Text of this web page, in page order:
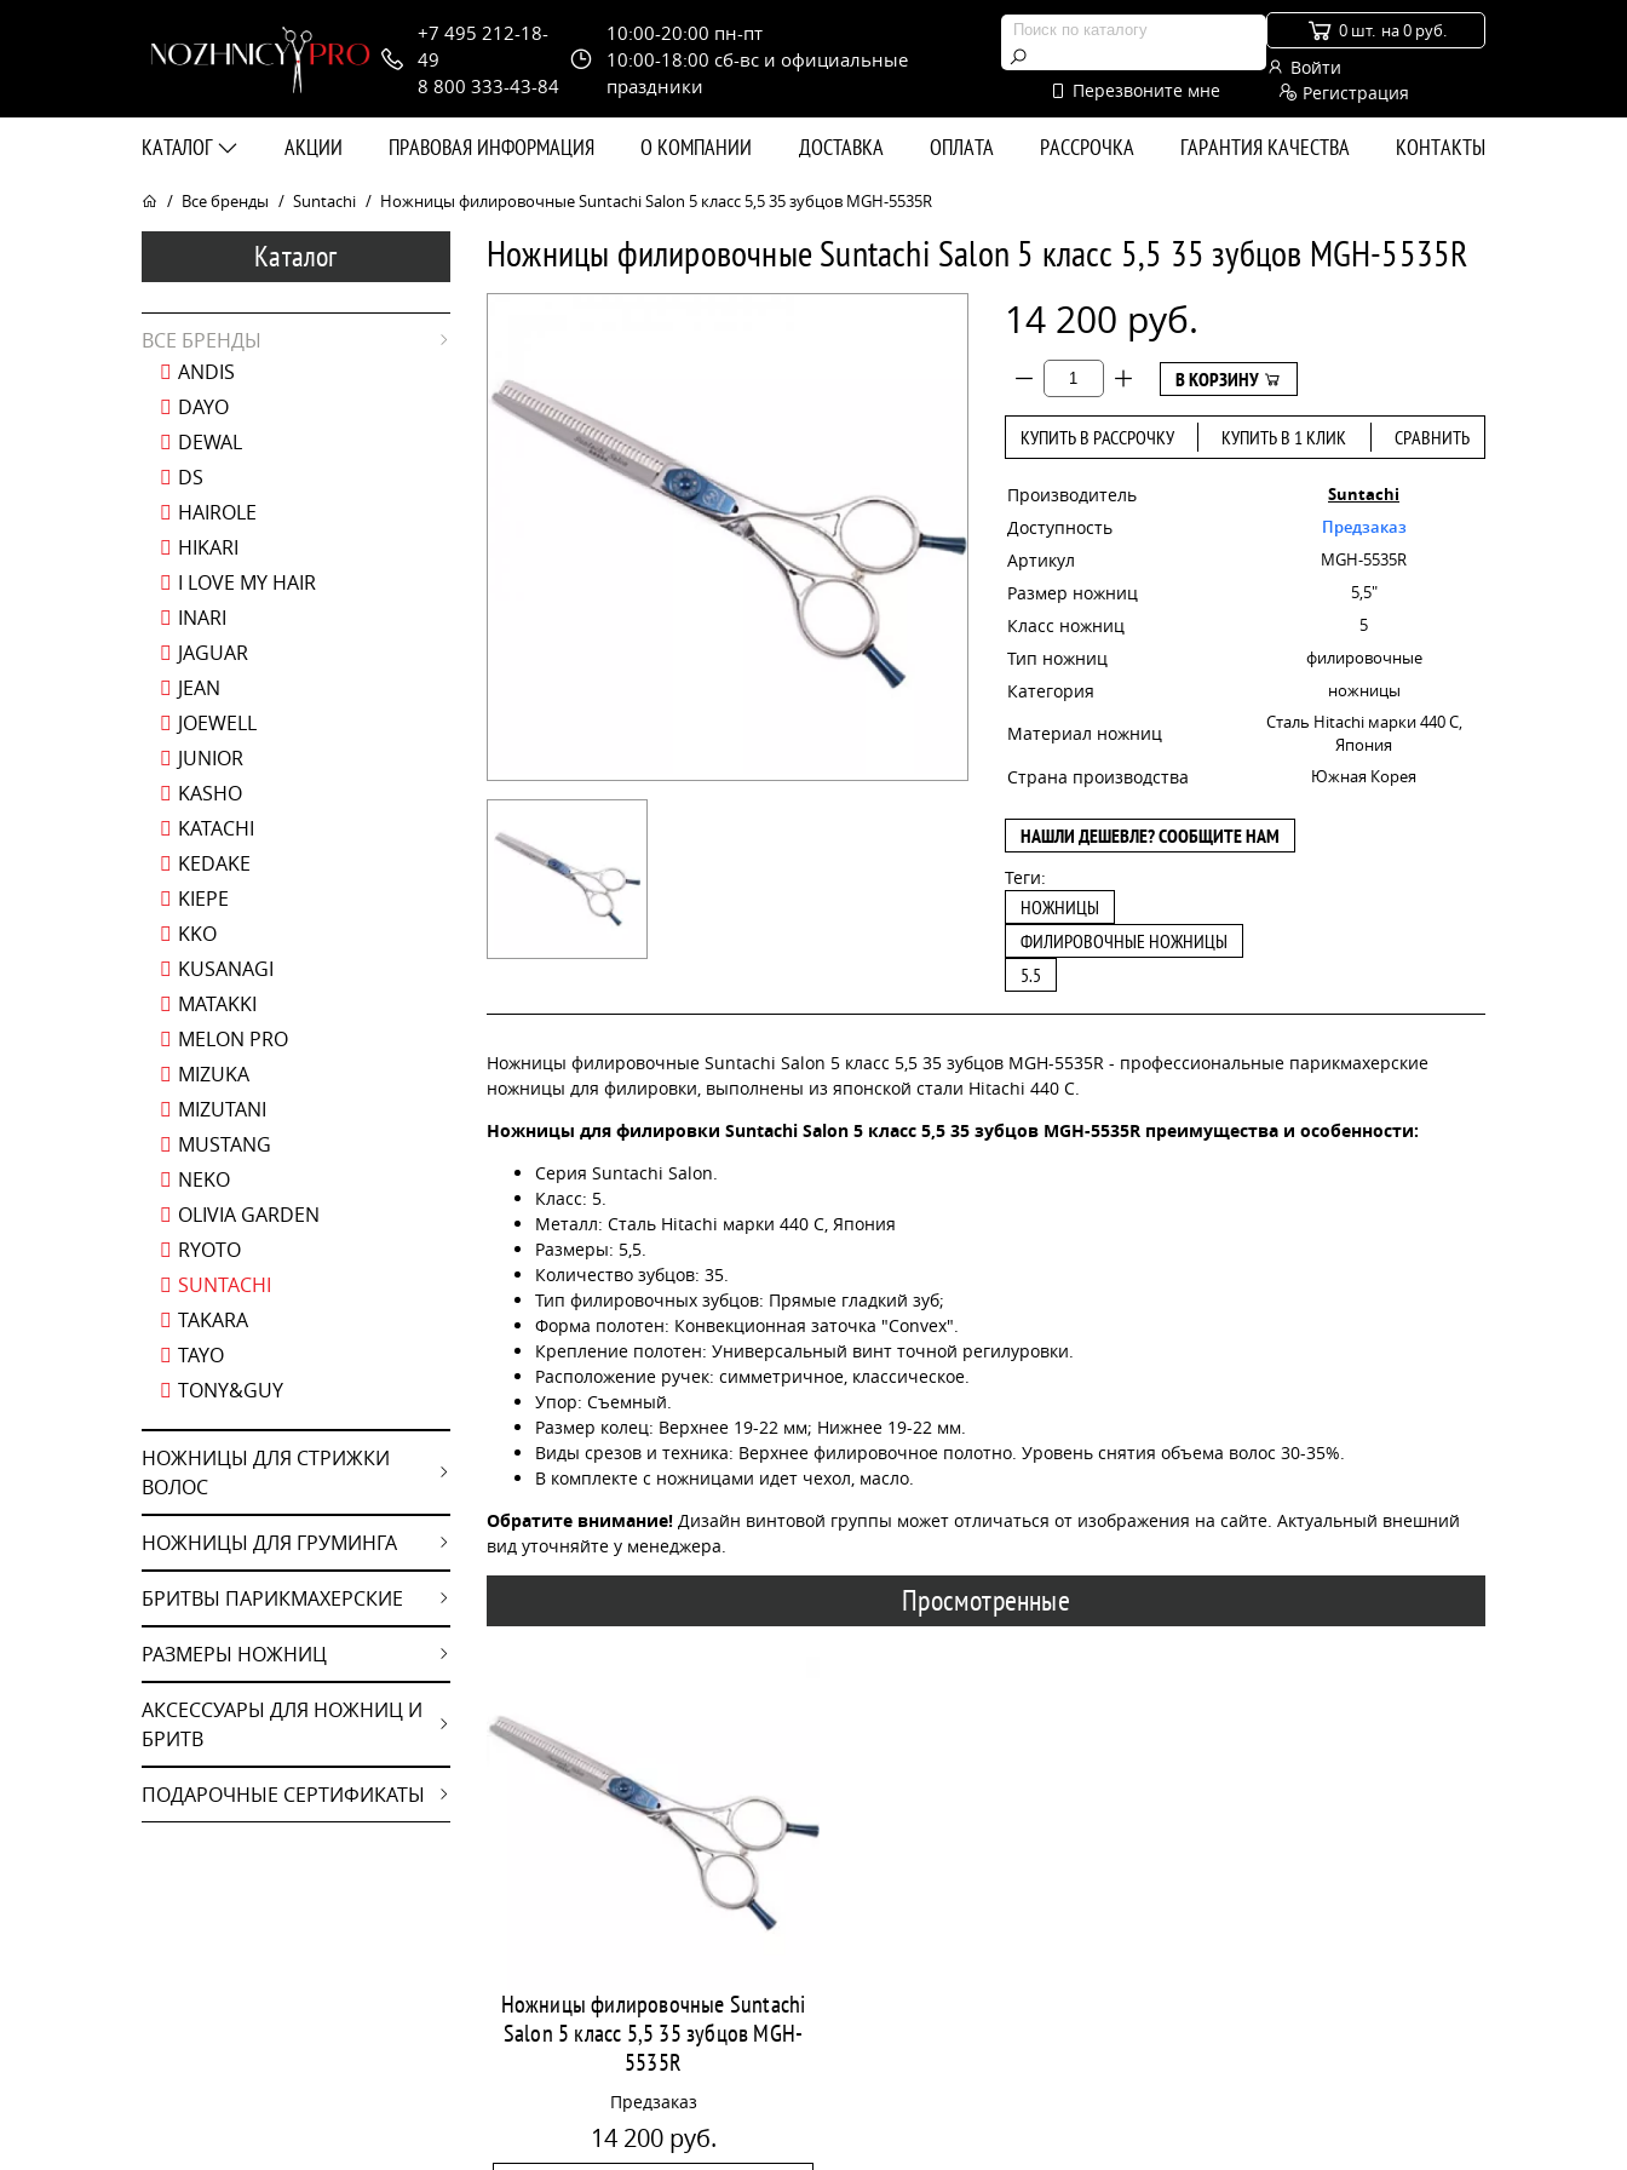
+7 495 212-18-
49
8 800 333-43-84
10:00-20:00 пн-пт
10:00-18:00 сб-вс и официальные
праздники
Перезвоните мне
0 шт. на 0 руб.
Войти
Регистрация
КАТАЛОГ АКЦИИ ПРАВОВАЯ ИНФОРМАЦИЯ О КОМПАНИИ ДОСТАВКА ОПЛАТА РАССРОЧКА ГАРАНТИЯ КАЧЕСТВА КОНТАКТЫ
Все бренды Suntachi Ножницы филировочные Suntachi Salon 5 класс 5,5 35 зубцов MGH-5535R
Каталог
ВСЕ БРЕНДЫ
ANDIS
DAYO
DEWAL
DS
HAIROLE
HIKARI
I LOVE MY HAIR
INARI
JAGUAR
JEAN
JOEWELL
JUNIOR
KASHO
KATACHI
KEDAKE
KIEPE
KKO
KUSANAGI
MATAKKI
MELON PRO
MIZUKA
MIZUTANI
MUSTANG
NEKO
OLIVIA GARDEN
RYOTO
SUNTACHI
TAKARA
TAYO
TONY&GUY
НОЖНИЦЫ ДЛЯ СТРИЖКИ
ВОЛОС
НОЖНИЦЫ ДЛЯ ГРУМИНГА
БРИТВЫ ПАРИКМАХЕРСКИЕ
РАЗМЕРЫ НОЖНИЦ
АКСЕССУАРЫ ДЛЯ НОЖНИЦ И
БРИТВ
ПОДАРОЧНЫЕ СЕРТИФИКАТЫ
Ножницы филировочные Suntachi Salon 5 класс 5,5 35 зубцов MGH-5535R
14 200 руб.
В КОРЗИНУ
КУПИТЬ В РАССРОЧКУ КУПИТЬ В 1 КЛИК СРАВНИТЬ
Производитель Suntachi
Доступность Предзаказ
Артикул MGH-5535R
Размер ножниц 5,5"
Класс ножниц 5
Тип ножниц филировочные
Категория ножницы
Материал ножниц
Сталь Hitachi марки 440 C,
Япония
Страна производства Южная Корея
НАШЛИ ДЕШЕВЛЕ? СООБЩИТЕ НАМ
Теги:
НОЖНИЦЫ
ФИЛИРОВОЧНЫЕ НОЖНИЦЫ
5.5
Ножницы филировочные Suntachi Salon 5 класс 5,5 35 зубцов MGH-5535R - профессиональные парикмахерские
ножницы для филировки, выполнены из японской стали Hitachi 440 C.
Ножницы для филировки Suntachi Salon 5 класс 5,5 35 зубцов MGH-5535R преимущества и особенности:
Серия Suntachi Salon.
Класс: 5.
Металл: Сталь Hitachi марки 440 C, Япония
Размеры: 5,5.
Количество зубцов: 35.
Тип филировочных зубцов: Прямые гладкий зуб;
Форма полотен: Конвекционная заточка "Convex".
Крепление полотен: Универсальный винт точной регилуровки.
Расположение ручек: симметричное, классическое.
Упор: Съемный.
Размер колец: Верхнее 19-22 мм; Нижнее 19-22 мм.
Виды срезов и техника: Верхнее филировочное полотно. Уровень снятия объема волос 30-35%.
В комплекте с ножницами идет чехол, масло.
Обратите внимание! Дизайн винтовой группы может отличаться от изображения на сайте. Актуальный внешний
вид уточняйте у менеджера.
Просмотренные
Ножницы филировочные Suntachi
Salon 5 класс 5,5 35 зубцов MGH-
5535R
Предзаказ
14 200 руб.